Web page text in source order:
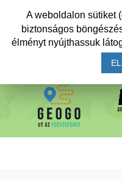
A weboldalon sütiket
biztonságos
élményt nyújthassuk